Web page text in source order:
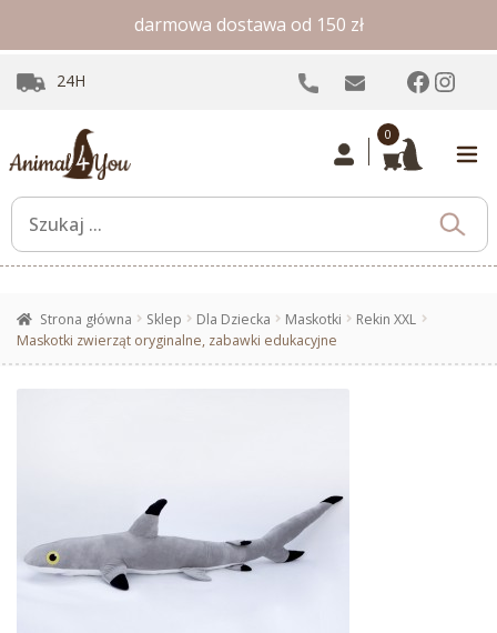
darmowa dostawa od 150 zł
24H
0
Strona główna Sklep Dla Dziecka Maskotki
Rekin XXL
Maskotki zwierząt oryginalne, zabawki edukacyjne